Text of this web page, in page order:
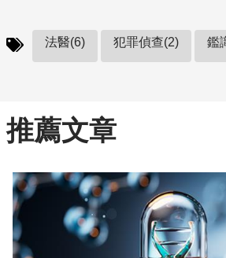
法醫(6) 犯罪偵查(2) 鑑
推薦文章